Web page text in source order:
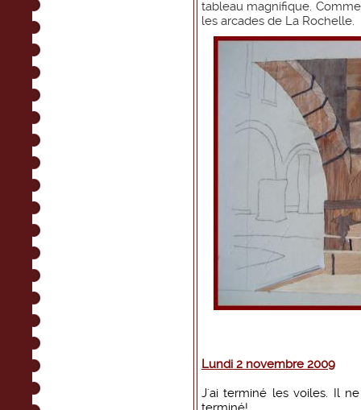
tableau magnifique.
les arcades de La Rochelle.
Lundi 2 novembre 2009
J'ai terminé les voiles. Il